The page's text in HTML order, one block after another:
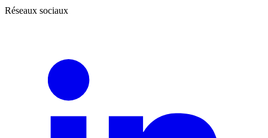
Réseaux sociaux